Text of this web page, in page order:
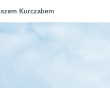
Kurczabem